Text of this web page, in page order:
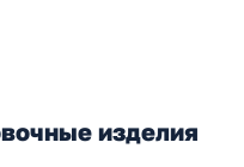
изделия